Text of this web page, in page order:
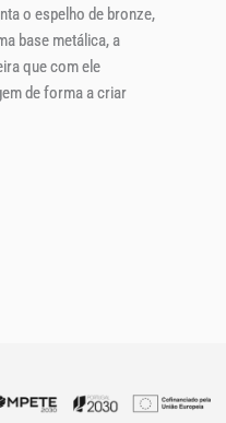
o espelho de bronze,
base metálica, a
que com ele
de forma a criar